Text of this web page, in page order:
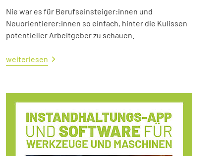
Nie war es für Berufseinsteiger:innen und
Neuorientierer:innen so einfach, hinter die Kulissen
potentieller Arbeitgeber zu schauen.
weiterlesen